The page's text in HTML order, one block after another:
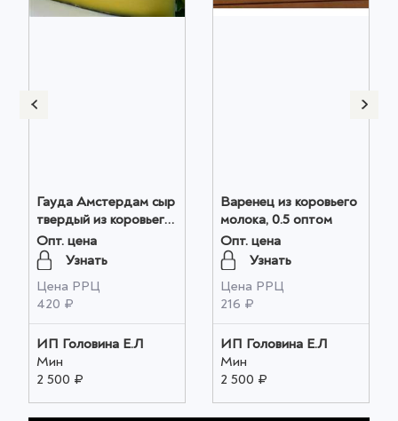
Гауда Амстердам сыр
твердый из коровьего
молока,100гр оптом
Опт. цена
Узнать
Цена РРЦ
420 ₽
ИП Головина Е.Л
Мин
2 500 ₽
Варенец из коровьего
молока, 0.5 оптом
Опт. цена
Узнать
Цена РРЦ
216 ₽
ИП Головина Е.Л
Мин
2 500 ₽